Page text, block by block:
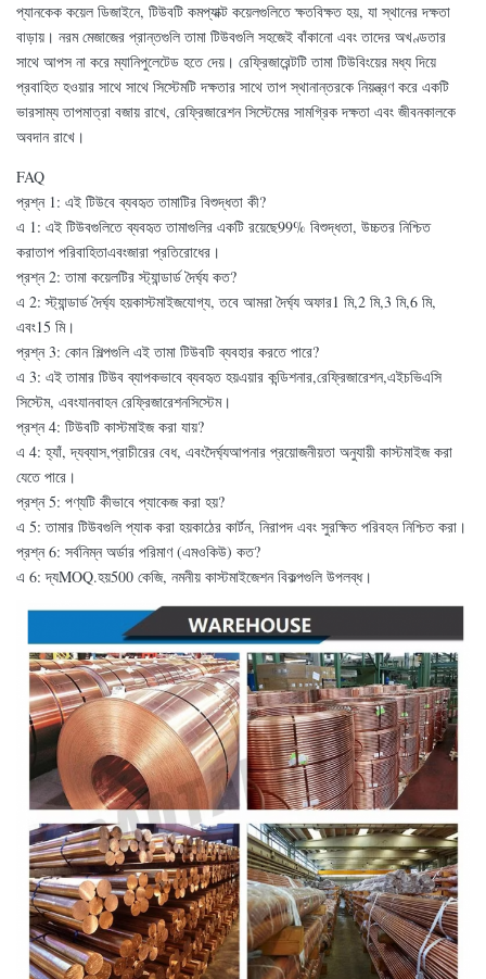
প্যানকেক কয়েল ডিজাইনে, টিউবটি কমপ্যাক্ট কয়েলগুলিতে ক্ষতবিক্ষত হয়, যা স্থানের দক্ষতা
বাড়ায়। নরম মেজাজের প্রান্তগুলি তামা টিউবগুলি সহজেই বাঁকানো এবং তাদের অখণ্ডতার
সাথে আপস না করে ম্যানিপুলেটেড হতে দেয়। রেফ্রিজারেন্টটি তামা টিউবিংয়ের মধ্য দিয়ে
প্রবাহিত হওয়ার সাথে সাথে সিস্টেমটি দক্ষতার সাথে তাপ স্থানান্তরকে নিয়ন্ত্রণ করে একটি
ভারসাম্য তাপমাত্রা বজায় রাখে, রেফ্রিজারেশন সিস্টেমের সামগ্রিক দক্ষতা এবং জীবনকালকে
অবদান রাখে।
FAQ
প্রশ্ন 1: এই টিউবে ব্যবহৃত তামাটির বিশুদ্ধতা কী?
এ 1: এই টিউবগুলিতে ব্যবহৃত তামাগুলির একটি রয়েছে99% বিশুদ্ধতা, উচ্চতর নিশ্চিত
করাতাপ পরিবাহিতাএবংজারা প্রতিরোধের ।
প্রশ্ন 2: তামা কয়েলটির স্ট্যান্ডার্ড দৈর্ঘ্য কত?
এ 2: স্ট্যান্ডার্ড দৈর্ঘ্য হয়কাস্টমাইজযোগ্য, তবে আমরা দৈর্ঘ্য অফার1 মি,2 মি,3 মি,6 মি,
এবং15 মি।
প্রশ্ন 3: কোন শিল্পগুলি এই তামা টিউবটি ব্যবহার করতে পারে?
এ 3: এই তামার টিউব ব্যাপকভাবে ব্যবহৃত হয়এয়ার কন্ডিশনার,রেফ্রিজারেশন,এইচভিএসি
সিস্টেম, এবংযানবাহন রেফ্রিজারেশনসিস্টেম।
প্রশ্ন 4: টিউবটি কাস্টমাইজ করা যায়?
এ 4: হ্যাঁ, দ্যব্যাস,প্রাচীরের বেধ, এবংদৈর্ঘ্যআপনার প্রয়োজনীয়তা অনুযায়ী কাস্টমাইজ করা
যেতে পারে।
প্রশ্ন 5: পণ্যটি কীভাবে প্যাকেজ করা হয়?
এ 5: তামার টিউবগুলি প্যাক করা হয়কাঠের কার্টন, নিরাপদ এবং সুরক্ষিত পরিবহন নিশ্চিত করা।
প্রশ্ন 6: সর্বনিম্ন অর্ডার পরিমাণ (এমওকিউ) কত?
এ 6: দ্যMOQ.হয়500 কেজি, নমনীয় কাস্টমাইজেশন বিকল্পগুলি উপলব্ধ।